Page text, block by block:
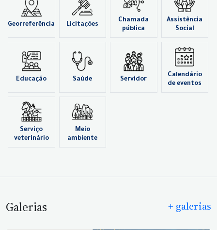
Georreferência Licitações
Chamada
pública
Assistência
Social
Educação Saúde Servidor
Calendário
de eventos
Serviço
veterinário
Meio
ambiente
Galerias + galerias